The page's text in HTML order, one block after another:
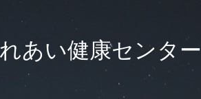
あい健康センター